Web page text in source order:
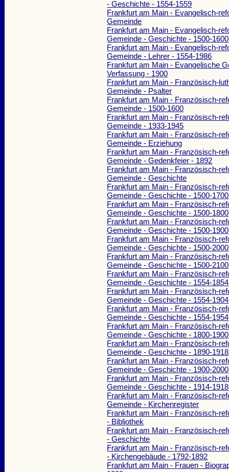
- Geschichte - 1554-1559
Frankfurt am Main - Evangelisch-
Gemeinde
Frankfurt am Main - Evangelisch-
Gemeinde - Geschichte - 1500-1600
Frankfurt am Main - Evangelisch-
Gemeinde - Lehrer - 1554-1986
Frankfurt am Main - Evangelische
Verfassung - 1900
Frankfurt am Main - Französisch-
Gemeinde - Psalter
Frankfurt am Main - Französisch-
Gemeinde - 1500-1600
Frankfurt am Main - Französisch-
Gemeinde - 1933-1945
Frankfurt am Main - Französisch-
Gemeinde - Erziehung
Frankfurt am Main - Französisch-
Gemeinde - Gedenkfeier - 1892
Frankfurt am Main - Französisch-
Gemeinde - Geschichte
Frankfurt am Main - Französisch-
Gemeinde - Geschichte - 1500-1700
Frankfurt am Main - Französisch-
Gemeinde - Geschichte - 1500-1800
Frankfurt am Main - Französisch-
Gemeinde - Geschichte - 1500-1900
Frankfurt am Main - Französisch-
Gemeinde - Geschichte - 1500-2000
Frankfurt am Main - Französisch-
Gemeinde - Geschichte - 1500-2100
Frankfurt am Main - Französisch-
Gemeinde - Geschichte - 1554-1854
Frankfurt am Main - Französisch-
Gemeinde - Geschichte - 1554-1904
Frankfurt am Main - Französisch-
Gemeinde - Geschichte - 1554-1954
Frankfurt am Main - Französisch-
Gemeinde - Geschichte - 1800-1900
Frankfurt am Main - Französisch-
Gemeinde - Geschichte - 1890-1918
Frankfurt am Main - Französisch-
Gemeinde - Geschichte - 1900-2000
Frankfurt am Main - Französisch-
Gemeinde - Geschichte - 1914-1918
Frankfurt am Main - Französisch-
Gemeinde - Kirchenregister
Frankfurt am Main - Französisch-
- Bibliothek
Frankfurt am Main - Französisch-
- Geschichte
Frankfurt am Main - Französisch-
- Kirchengebäude - 1792-1892
Frankfurt am Main - Frauen -